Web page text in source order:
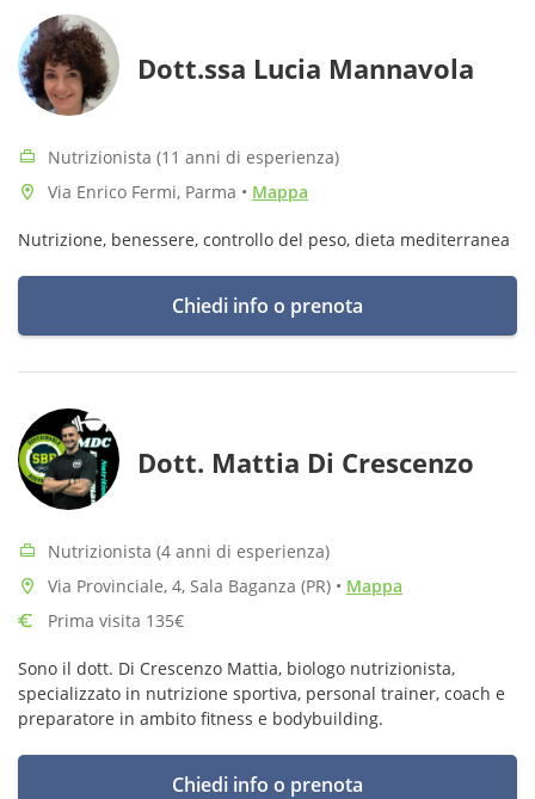
Dott.ssa Lucia Mannavola
Nutrizionista (11 anni di esperienza)
Via Enrico Fermi, Parma • Mappa
Nutrizione, benessere, controllo del peso, dieta mediterranea
Chiedi info o prenota
Dott. Mattia Di Crescenzo
Nutrizionista (4 anni di esperienza)
Via Provinciale, 4, Sala Baganza (PR) • Mappa
Prima visita 135€
Sono il dott. Di Crescenzo Mattia, biologo nutrizionista,
specializzato in nutrizione sportiva, personal trainer, coach e
preparatore in ambito fitness e bodybuilding.
Chiedi info o prenota